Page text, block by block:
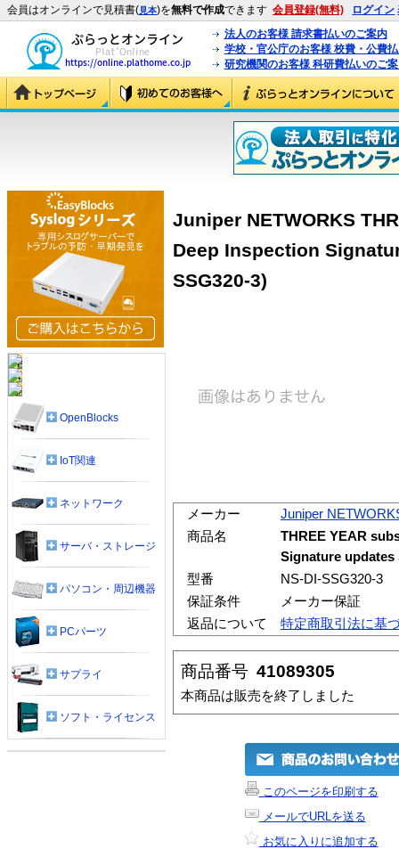
会員はオンラインで見積書(見本)を無料で作成できます 会員登録(無料) ログイン
法人のお客様 請求書払いのご案内
学校・官公庁のお客様 校費・公費
研究機関のお客様 科研費払いのご
Juniper NETWORKS
Deep Inspection
SSG320-3)
メーカー
Juniper
商品名
THREE YEAR
Signature updates
型番
NS-DI-SSG320-3
保証条件
メーカー保証
返品について
特定商取引法に基
商品番号 41089305
本商品は販売を終了しました
このページを印刷する
メールでURLを送る
お気に入りに追加する
OpenBlocks
IoT関連
ネットワーク
サーバ・ストレージ
パソコン・周辺機器
PCパーツ
サプライ
ソフト・ライセンス